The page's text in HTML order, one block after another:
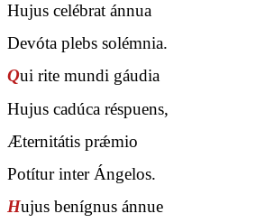
Hujus celébrat ánnua
Devóta plebs solémnia.
Qui rite mundi gáudia
Hujus cadúca réspuens,
Æternitátis prǽmio
Potítur inter Ángelos.
Hujus benígnus ánnue